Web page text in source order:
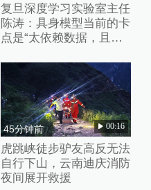
复旦深度学习实验室主任
陈涛：具身模型当前的卡
点是“太依赖数据，且缺
45分钟前 00:16
虎跳峡徒步驴友高反无法
自行下山，云南迪庆消防
夜间展开救援